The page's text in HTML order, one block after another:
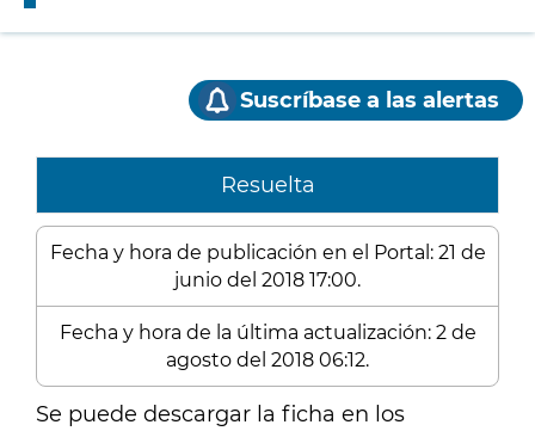
Suscríbase a las alertas
Resuelta
Fecha y hora de publicación en el Portal: 21 de
junio del 2018 17:00.
Fecha y hora de la última actualización: 2 de
agosto del 2018 06:12.
Se puede descargar la ficha en los